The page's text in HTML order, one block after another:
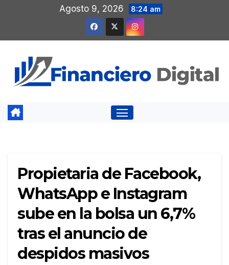
contenido
Agosto 9, 2026 8:24 am
Propietaria de Facebook,
WhatsApp e Instagram
sube en la bolsa un 6,7%
tras el anuncio de
despidos masivos